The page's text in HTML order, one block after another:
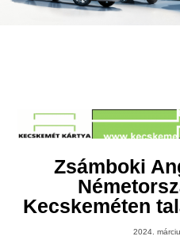
Zsámboki
Kecskeméten
2024.